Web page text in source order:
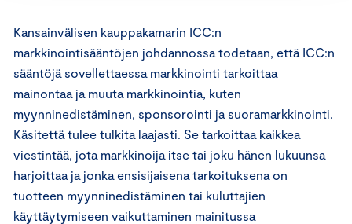
Kansainvälisen kauppakamarin ICC:n
markkinointisääntöjen johdannossa todetaan, että ICC:n
sääntöjä sovellettaessa markkinointi tarkoittaa
mainontaa ja muuta markkinointia, kuten
myynninedistäminen, sponsorointi ja suoramarkkinointi.
Käsitettä tulee tulkita laajasti. Se tarkoittaa kaikkea
viestintää, jota markkinoija itse tai joku hänen lukuunsa
harjoittaa ja jonka ensisijaisena tarkoituksena on
tuotteen myynninedistäminen tai kuluttajien
käyttäytymiseen vaikuttaminen mainitussa